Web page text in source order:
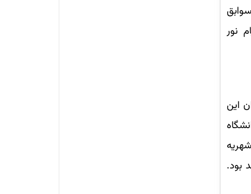
نور
این
بود.